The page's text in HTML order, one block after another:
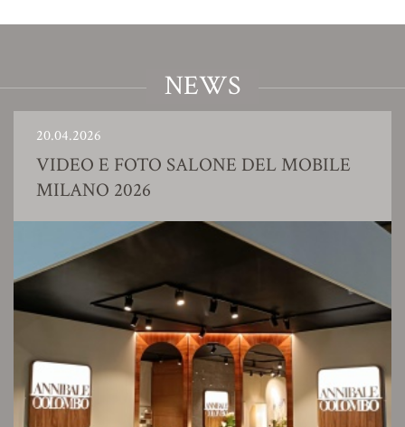
NEWS
20.04.2026
VIDEO E FOTO SALONE DEL MOBILE
MILANO 2026